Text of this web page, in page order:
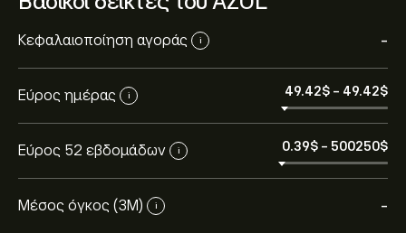
Κεφαλαιοποίηση αγοράς i -
Εύρος ημέρας i 49.42‎$‎ - 49.42‎$‎
Εύρος 52 εβδομάδων i 0.39‎$‎ - 500250‎$‎
Μέσος όγκος (3Μ) i -